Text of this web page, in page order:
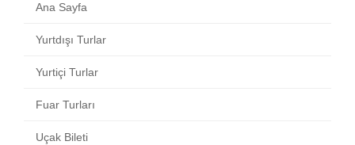
Ana Sayfa
Yurtdışı Turlar
Yurtiçi Turlar
Fuar Turları
Uçak Bileti